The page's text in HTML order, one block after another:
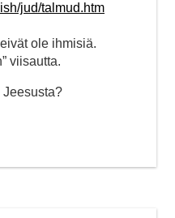
jud/talmud.htm
ole ihmisiä.
viisautta.